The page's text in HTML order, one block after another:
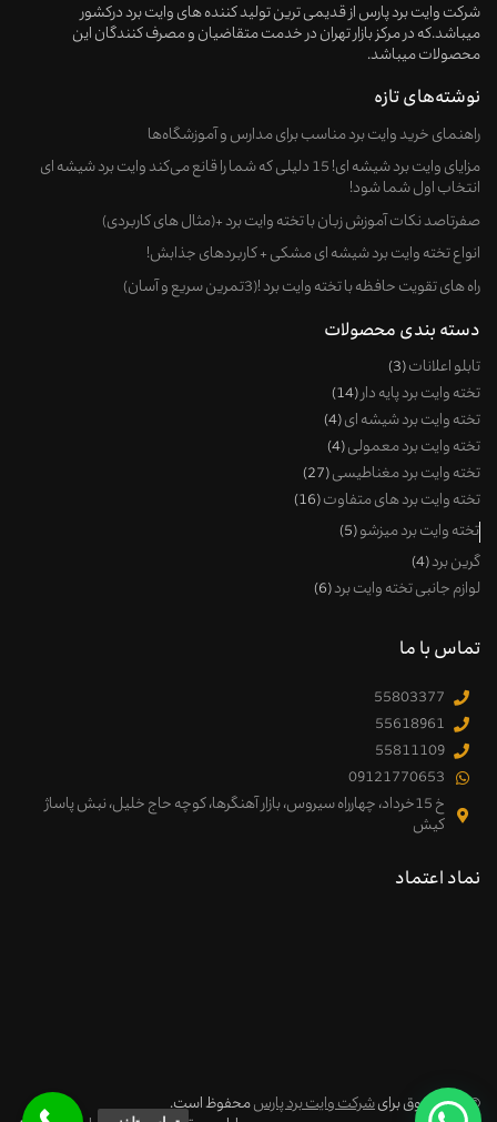
شرکت وایت برد پارس از قدیمی ترین تولید کننده های وایت برد درکشور
میباشد.که در مرکز بازار تهران در خدمت متقاضیان و مصرف کنندگان این
محصولات میباشد.
نوشته‌های تازه
راهنمای خرید وایت‌ برد مناسب برای مدارس و آموزشگاه‌ها
مزایای وایت برد شیشه ای! 15 دلیلی که شما را قانع می‌کند وایت برد شیشه ای
انتخاب اول شما شود!
صفرتاصد نکات آموزش زبان با تخته وایت برد +(مثال های کاربردی)
انواع تخته وایت برد شیشه ای مشکی + کاربردهای جذابش!
راه های تقویت حافظه با تخته وایت برد !(3تمرین سریع و آسان)
دسته بندی محصولات
تابلو اعلانات 3
تخته وایت برد پایه دار 14
تخته وایت برد شیشه ای 4
تخته وایت برد معمولی 4
تخته وایت برد مغناطیسی 27
تخته وایت برد های متفاوت 16
تخته وایت برد میزشو 5
گرین برد 4
لوازم جانبی تخته وایت برد 6
تماس با ما
55803377
55618961
55811109
09121770653
خ 15خرداد، چهارراه سیروس، بازار آهنگرها، کوچه حاج خلیل، نبش پاساژ
کیش
نماد اعتماد
© کلیه حقوق برایشرکت وایت برد پارسمحفوظ است.